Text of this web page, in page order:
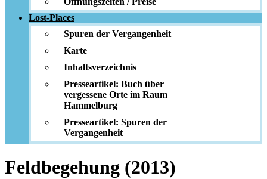
Lost-Places
Spuren der Vergangenheit
Karte
Inhaltsverzeichnis
Presseartikel: Buch über
vergessene Orte im Raum
Hammelburg
Presseartikel: Spuren der
Vergangenheit
Feldbegehung (2013)